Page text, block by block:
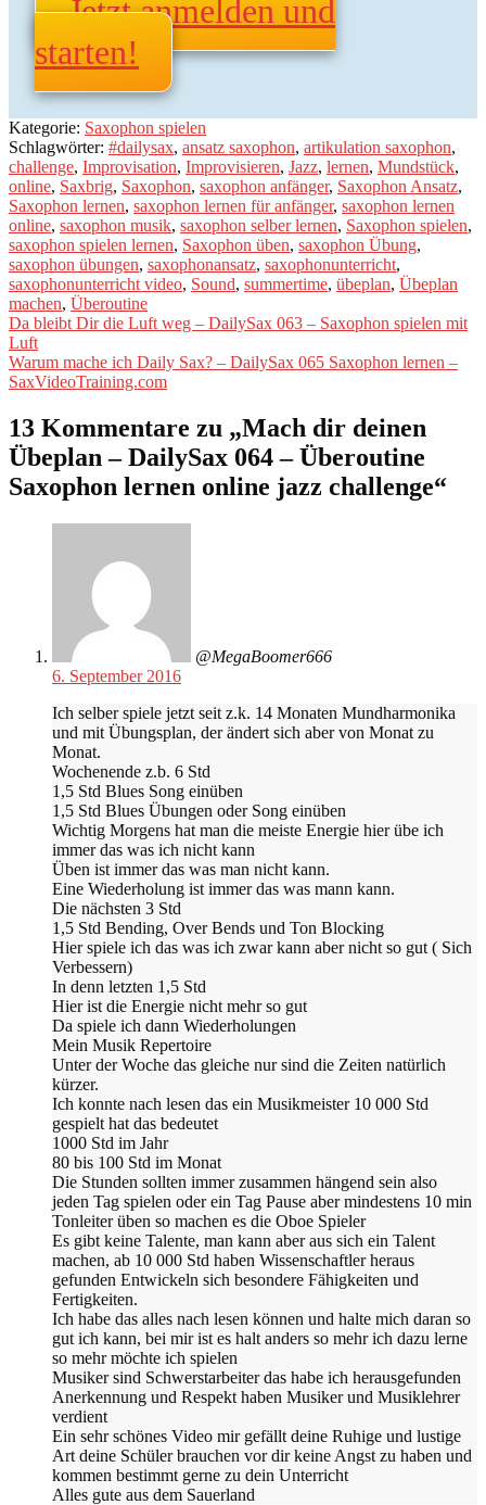
Jetzt anmelden und
starten!
Kategorie: Saxophon spielen
Schlagwörter: #dailysax, ansatz saxophon, artikulation saxophon,
challenge, Improvisation, Improvisieren, Jazz, lernen, Mundstück,
online, Saxbrig, Saxophon, saxophon anfänger, Saxophon Ansatz,
Saxophon lernen, saxophon lernen für anfänger, saxophon lernen
online, saxophon musik, saxophon selber lernen, Saxophon spielen,
saxophon spielen lernen, Saxophon üben, saxophon Übung,
saxophon übungen, saxophonansatz, saxophonunterricht,
saxophonunterricht video, Sound, summertime, übeplan, Übeplan
machen, Überoutine
Beitragsnavigation
Vorheriger
Beitrag:
Da bleibt Dir die Luft weg – DailySax 063 – Saxophon spielen mit
Luft
Nächster
Beitrag:
Warum mache ich Daily Sax? – DailySax 065 Saxophon lernen –
SaxVideoTraining.com
13 Kommentare zu „Mach dir deinen
Übeplan – DailySax 064 – Überoutine
Saxophon lernen online jazz challenge“
@MegaBoomer666
6. September 2016
Ich selber spiele jetzt seit z.k. 14 Monaten Mundharmonika
und mit Übungsplan, der ändert sich aber von Monat zu
Monat.
Wochenende z.b. 6 Std
1,5 Std Blues Song einüben
1,5 Std Blues Übungen oder Song einüben
Wichtig Morgens hat man die meiste Energie hier übe ich
immer das was ich nicht kann
Üben ist immer das was man nicht kann.
Eine Wiederholung ist immer das was mann kann.
Die nächsten 3 Std
1,5 Std Bending, Over Bends und Ton Blocking
Hier spiele ich das was ich zwar kann aber nicht so gut ( Sich
Verbessern)
In denn letzten 1,5 Std
Hier ist die Energie nicht mehr so gut
Da spiele ich dann Wiederholungen
Mein Musik Repertoire
Unter der Woche das gleiche nur sind die Zeiten natürlich
kürzer.
Ich konnte nach lesen das ein Musikmeister 10 000 Std
gespielt hat das bedeutet
1000 Std im Jahr
80 bis 100 Std im Monat
Die Stunden sollten immer zusammen hängend sein also
jeden Tag spielen oder ein Tag Pause aber mindestens 10 min
Tonleiter üben so machen es die Oboe Spieler
Es gibt keine Talente, man kann aber aus sich ein Talent
machen, ab 10 000 Std haben Wissenschaftler heraus
gefunden Entwickeln sich besondere Fähigkeiten und
Fertigkeiten.
Ich habe das alles nach lesen können und halte mich daran so
gut ich kann, bei mir ist es halt anders so mehr ich dazu lerne
so mehr möchte ich spielen
Musiker sind Schwerstarbeiter das habe ich herausgefunden
Anerkennung und Respekt haben Musiker und Musiklehrer
verdient
Ein sehr schönes Video mir gefällt deine Ruhige und lustige
Art deine Schüler brauchen vor dir keine Angst zu haben und
kommen bestimmt gerne zu dein Unterricht
Alles gute aus dem Sauerland